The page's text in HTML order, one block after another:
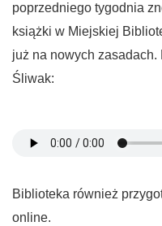
poprzedniego tygodnia
książki w Miejskiej
już na nowych
Śliwak:
Biblioteka również
online.